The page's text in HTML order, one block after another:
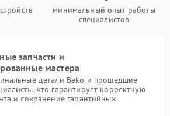
минимальный опыт работы
специалистов
запчасти и
мастера
детали Beko и прошедшие
что гарантирует корректную
и сохранение гарантийных